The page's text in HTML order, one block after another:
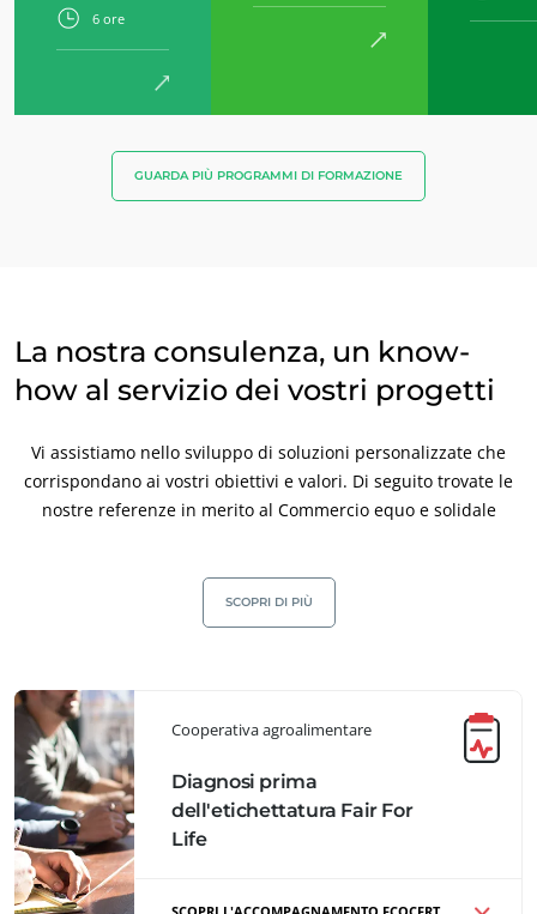
I NOSTRI SETTORI DI ATTIVITÀ
Silvicoltura
Prodotti per la cura della casa
Inputs
6 ore
GUARDA PIÙ PROGRAMMI DI FORMAZIONE
La nostra consulenza, un know-
how al servizio dei vostri progetti
Vi assistiamo nello sviluppo di soluzioni personalizzate che
corrispondano ai vostri obiettivi e valori. Di seguito trovate le
nostre referenze in merito al Commercio equo e solidale
SCOPRI DI PIÙ
Cooperativa agroalimentare
Diagnosi prima
dell'etichettatura Fair For
Life